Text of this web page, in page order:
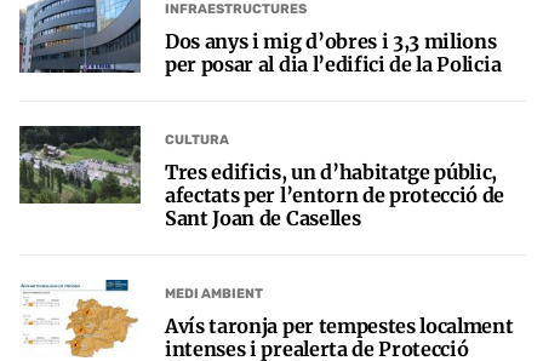
INFRAESTRUCTURES
Dos anys i mig d’obres i 3,3 milions
per posar al dia l’edifici de la Policia
CULTURA
Tres edificis, un d’habitatge públic,
afectats per l’entorn de protecció de
Sant Joan de Caselles
MEDI AMBIENT
Avís taronja per tempestes localment
intenses i prealerta de Protecció